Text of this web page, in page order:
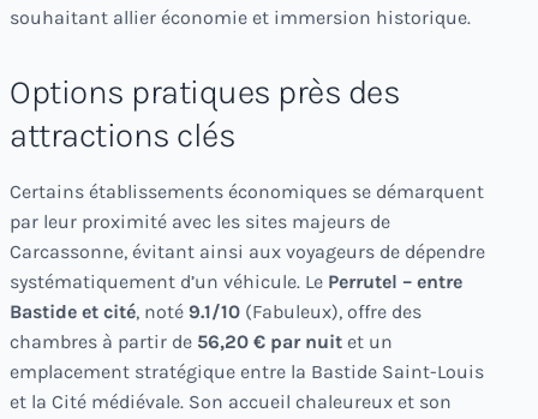
souhaitant allier économie et immersion historique.
Options pratiques près des
attractions clés
Certains établissements économiques se démarquent
par leur proximité avec les sites majeurs de
Carcassonne, évitant ainsi aux voyageurs de dépendre
systématiquement d’un véhicule. Le Perrutel – entre
Bastide et cité, noté 9.1/10 (Fabuleux), offre des
chambres à partir de 56,20 € par nuit et un
emplacement stratégique entre la Bastide Saint-Louis
et la Cité médiévale. Son accueil chaleureux et son